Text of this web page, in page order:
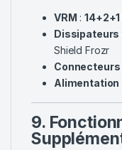
VRM :
Dissipateurs
Shield Frozr
Alimentation
9.